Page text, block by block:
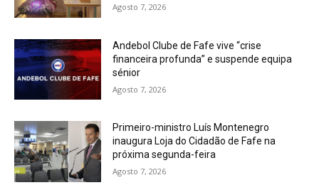
Agosto 7, 2026
Andebol Clube de Fafe vive “crise
financeira profunda” e suspende equipa
sénior
Agosto 7, 2026
Primeiro-ministro Luís Montenegro
inaugura Loja do Cidadão de Fafe na
próxima segunda-feira
Agosto 7, 2026